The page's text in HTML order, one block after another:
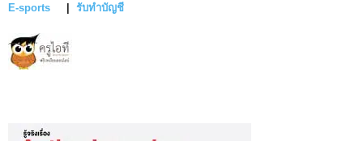
E-sports รับทำบัญชี